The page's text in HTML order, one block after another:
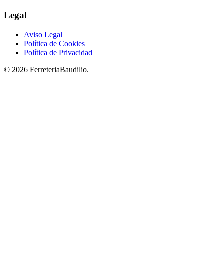
Legal
Aviso Legal
Política de Cookies
Política de Privacidad
© 2026 FerreteriaBaudilio.